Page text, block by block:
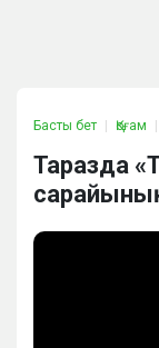
Басты бет Қоғам
Таразда